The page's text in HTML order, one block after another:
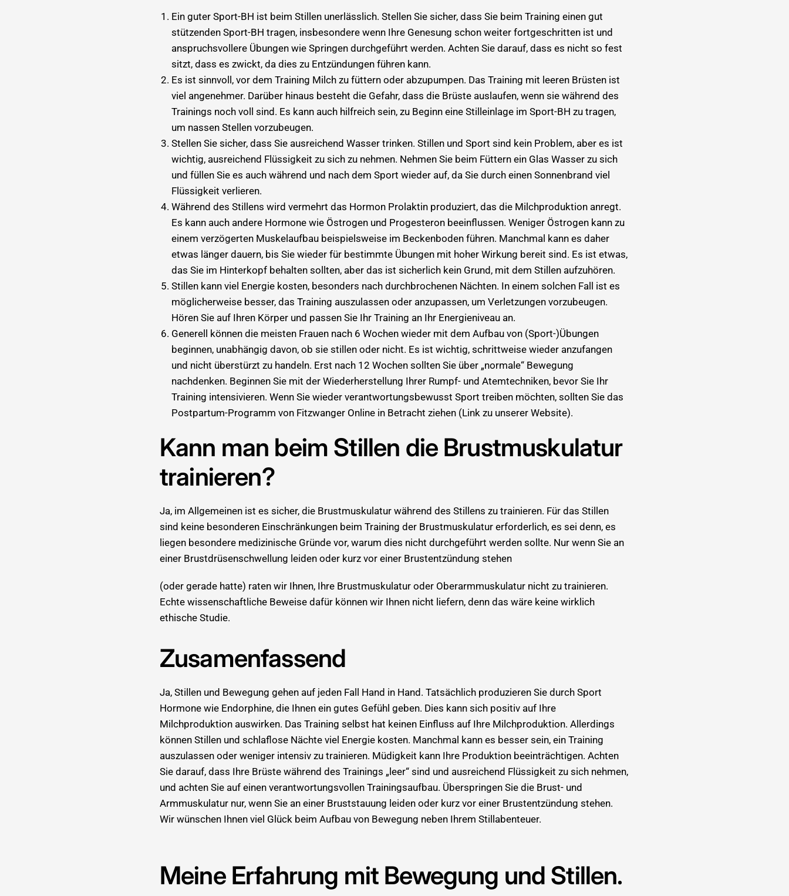
Ein guter Sport-BH ist beim Stillen unerlässlich. Stellen Sie sicher, dass Sie beim Training einen gut
stützenden Sport-BH tragen, insbesondere wenn Ihre Genesung schon weiter fortgeschritten ist und
anspruchsvollere Übungen wie Springen durchgeführt werden. Achten Sie darauf, dass es nicht so fest
sitzt, dass es zwickt, da dies zu Entzündungen führen kann.
Es ist sinnvoll, vor dem Training Milch zu füttern oder abzupumpen. Das Training mit leeren Brüsten ist
viel angenehmer. Darüber hinaus besteht die Gefahr, dass die Brüste auslaufen, wenn sie während des
Trainings noch voll sind. Es kann auch hilfreich sein, zu Beginn eine Stilleinlage im Sport-BH zu tragen,
um nassen Stellen vorzubeugen.
Stellen Sie sicher, dass Sie ausreichend Wasser trinken. Stillen und Sport sind kein Problem, aber es ist
wichtig, ausreichend Flüssigkeit zu sich zu nehmen. Nehmen Sie beim Füttern ein Glas Wasser zu sich
und füllen Sie es auch während und nach dem Sport wieder auf, da Sie durch einen Sonnenbrand viel
Flüssigkeit verlieren.
Während des Stillens wird vermehrt das Hormon Prolaktin produziert, das die Milchproduktion anregt.
Es kann auch andere Hormone wie Östrogen und Progesteron beeinflussen. Weniger Östrogen kann zu
einem verzögerten Muskelaufbau beispielsweise im Beckenboden führen. Manchmal kann es daher
etwas länger dauern, bis Sie wieder für bestimmte Übungen mit hoher Wirkung bereit sind. Es ist etwas,
das Sie im Hinterkopf behalten sollten, aber das ist sicherlich kein Grund, mit dem Stillen aufzuhören.
Stillen kann viel Energie kosten, besonders nach durchbrochenen Nächten. In einem solchen Fall ist es
möglicherweise besser, das Training auszulassen oder anzupassen, um Verletzungen vorzubeugen.
Hören Sie auf Ihren Körper und passen Sie Ihr Training an Ihr Energieniveau an.
Generell können die meisten Frauen nach 6 Wochen wieder mit dem Aufbau von (Sport-)Übungen
beginnen, unabhängig davon, ob sie stillen oder nicht. Es ist wichtig, schrittweise wieder anzufangen
und nicht überstürzt zu handeln. Erst nach 12 Wochen sollten Sie über „normale“ Bewegung
nachdenken. Beginnen Sie mit der Wiederherstellung Ihrer Rumpf- und Atemtechniken, bevor Sie Ihr
Training intensivieren. Wenn Sie wieder verantwortungsbewusst Sport treiben möchten, sollten Sie das
Postpartum-Programm von Fitzwanger Online in Betracht ziehen (Link zu unserer Website).
Kann man beim Stillen die Brustmuskulatur
trainieren?
Ja, im Allgemeinen ist es sicher, die Brustmuskulatur während des Stillens zu trainieren. Für das Stillen
sind keine besonderen Einschränkungen beim Training der Brustmuskulatur erforderlich, es sei denn, es
liegen besondere medizinische Gründe vor, warum dies nicht durchgeführt werden sollte. Nur wenn Sie an
einer Brustdrüsenschwellung leiden oder kurz vor einer Brustentzündung stehen
(oder gerade hatte) raten wir Ihnen, Ihre Brustmuskulatur oder Oberarmmuskulatur nicht zu trainieren.
Echte wissenschaftliche Beweise dafür können wir Ihnen nicht liefern, denn das wäre keine wirklich
ethische Studie.
Zusamenfassend
Ja, Stillen und Bewegung gehen auf jeden Fall Hand in Hand. Tatsächlich produzieren Sie durch Sport
Hormone wie Endorphine, die Ihnen ein gutes Gefühl geben. Dies kann sich positiv auf Ihre
Milchproduktion auswirken. Das Training selbst hat keinen Einfluss auf Ihre Milchproduktion. Allerdings
können Stillen und schlaflose Nächte viel Energie kosten. Manchmal kann es besser sein, ein Training
auszulassen oder weniger intensiv zu trainieren. Müdigkeit kann Ihre Produktion beeinträchtigen. Achten
Sie darauf, dass Ihre Brüste während des Trainings „leer“ sind und ausreichend Flüssigkeit zu sich nehmen,
und achten Sie auf einen verantwortungsvollen Trainingsaufbau. Überspringen Sie die Brust- und
Armmuskulatur nur, wenn Sie an einer Bruststauung leiden oder kurz vor einer Brustentzündung stehen.
Wir wünschen Ihnen viel Glück beim Aufbau von Bewegung neben Ihrem Stillabenteuer.
Meine Erfahrung mit Bewegung und Stillen.